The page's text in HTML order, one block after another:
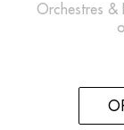
Orchestres &